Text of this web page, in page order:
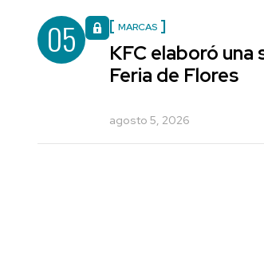
05 MARCAS
KFC elaboró una
Feria de Flores
agosto 5, 2026